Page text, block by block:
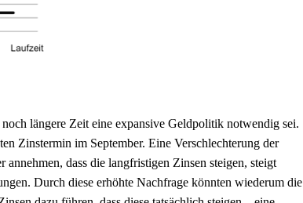
längere Zeit eine expansive Geldpolitik notwendig sei.
Zinstermin im September. Eine Verschlechterung der
dass die langfristigen Zinsen steigen, steigt
Durch diese erhöhte Nachfrage könnten wiederum die